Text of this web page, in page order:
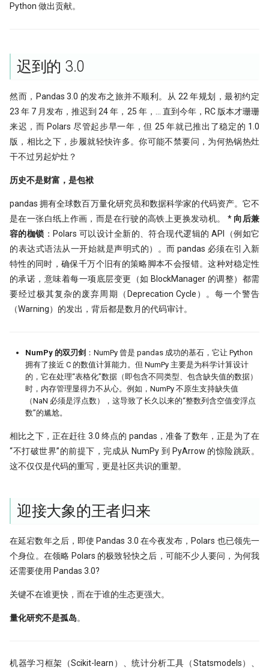
Python 做出贡献。
迟到的 3.0
然而，Pandas 3.0 的发布之旅并不顺利。从 22 年规划，最初约定
23 年 7 月发布，推迟到 24 年，25 年，... 直到今年，RC 版本才珊珊
来迟，而 Polars 尽管起步早一年，但 25 年就已推出了稳定的 1.0
版，相比之下，步履就轻快许多。你可能不禁要问，为何热锅热灶
干不过另起炉灶？
历史不是财富，是包袱
pandas 拥有全球数百万量化研究员和数据科学家的代码资产。它不
是在一张白纸上作画，而是在行驶的高铁上更换发动机。 * 向后兼
容的枷锁 ：Polars 可以设计全新的、符合现代逻辑的 API（例如它
的表达式语法从一开始就是声明式的）。而 pandas 必须在引入新
特性的同时，确保千万个旧有的策略脚本不会报错。这种对稳定性
的承诺，意味着每一项底层变更（如 BlockManager 的调整）都需
要经过极其复杂的废弃周期（Deprecation Cycle）。每一个警告
（Warning）的发出，背后都是数月的代码审计。
NumPy 的双刃剑 ：NumPy 曾是 pandas 成功的基石，它让 Python
拥有了接近 C 的数值计算能力。但 NumPy 主要是为科学计算设计
的，它在处理“表格化”数据（即包含不同类型、包含缺失值的数据）
时，内存管理显得力不从心。例如，NumPy 不原生支持缺失值
（NaN 必须是浮点数），这导致了长久以来的“整数列含空值变浮点
数”的尴尬。
相比之下，正在赶往 3.0 终点的 pandas，准备了数年，正是为了在
“不打破世界”的前提下，完成从 NumPy 到 PyArrow 的惊险跳跃。
这不仅仅是代码的重写，更是社区共识的重塑。
迎接大象的王者归来
在延宕数年之后，即使 Pandas 3.0 在今夜发布，Polars 也已领先一
个身位。在领略 Polars 的极致轻快之后，可能不少人要问，为何我
还需要使用 Pandas 3.0?
关键不在谁更快，而在于谁的生态更强大。
量化研究不是孤岛。
机器学习框架（Scikit-learn）、统计分析工具（Statsmodels）、